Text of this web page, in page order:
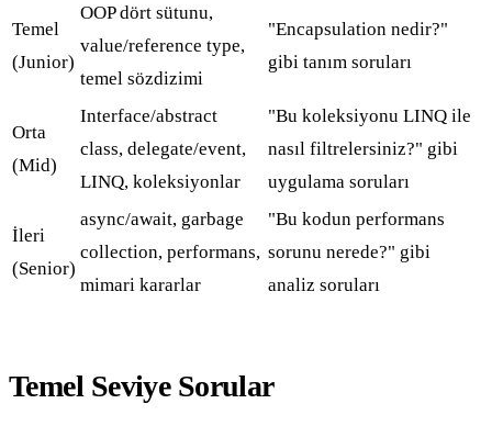
Temel
(Junior)
OOP dört sütunu,
value/reference type,
temel sözdizimi
"Encapsulation nedir?"
gibi tanım soruları
Orta
(Mid)
Interface/abstract
class, delegate/event,
LINQ, koleksiyonlar
"Bu koleksiyonu LINQ ile
nasıl filtrelersiniz?" gibi
uygulama soruları
İleri
(Senior)
async/await, garbage
collection, performans,
mimari kararlar
"Bu kodun performans
sorunu nerede?" gibi
analiz soruları
Temel Seviye Sorular